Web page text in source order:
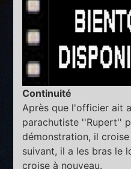
Continuité
Après que l'officier ait
parachutiste ''Rupert''
démonstration, il
suivant, il a les bras le
croise à nouveau.